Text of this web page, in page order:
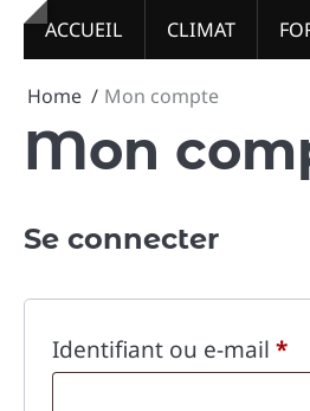
Skip
ACCUEIL CLIMAT
Home Mon compte
Mon
Se connecter
Identifiant ou e-mail *